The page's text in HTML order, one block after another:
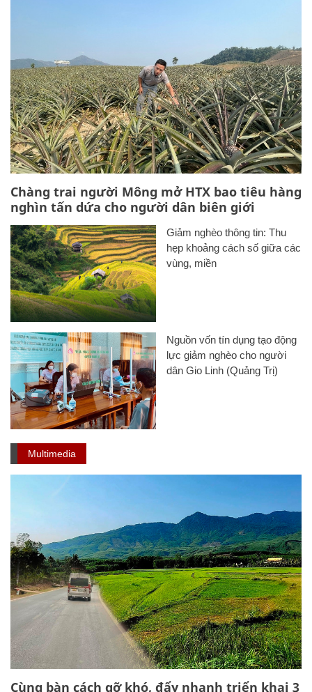
Chàng trai người Mông mở HTX bao tiêu hàng
nghìn tấn dứa cho người dân biên giới
Giảm nghèo thông tin: Thu
hẹp khoảng cách số giữa các
vùng, miền
lực giảm nghèo cho người
dân Gio Linh (Quảng Trị)
Multimedia
Cùng bàn cách gỡ khó, đẩy nhanh triển khai 3
nhiệm vụ mục tiêu quốc gia
Phát huy vai trò người có uy
tín truyền tải chính sách tới
các dân tộc Hà Giang